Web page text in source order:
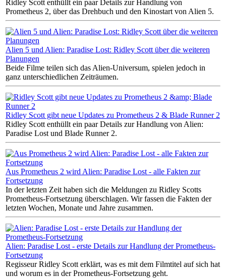
Ridley Scott enthüllt ein paar Details zur Handlung von
Prometheus 2, über das Drehbuch und den Kinostart von Alien 5.
Alien 5 und Alien: Paradise Lost: Ridley Scott über die weiteren
Planungen
Beide Filme teilen sich das Alien-Universum, spielen jedoch in
ganz unterschiedlichen Zeiträumen.
Ridley Scott gibt neue Updates zu Prometheus 2 & Blade Runner 2
Ridley Scott enthüllt ein paar Details zur Handlung von Alien:
Paradise Lost und Blade Runner 2.
Aus Prometheus 2 wird Alien: Paradise Lost - alle Fakten zur
Fortsetzung
In der letzten Zeit haben sich die Meldungen zu Ridley Scotts
Prometheus-Fortsetzung überschlagen. Wir fassen die Fakten der
letzten Wochen, Monate und Jahre zusammen.
Alien: Paradise Lost - erste Details zur Handlung der Prometheus-
Fortsetzung
Regisseur Ridley Scott erklärt, was es mit dem Filmtitel auf sich hat
und worum es in der Prometheus-Fortsetzung geht.